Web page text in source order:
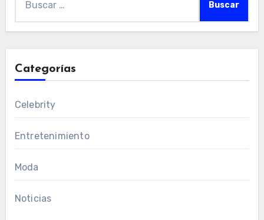
Categorías
Celebrity
Entretenimiento
Moda
Noticias